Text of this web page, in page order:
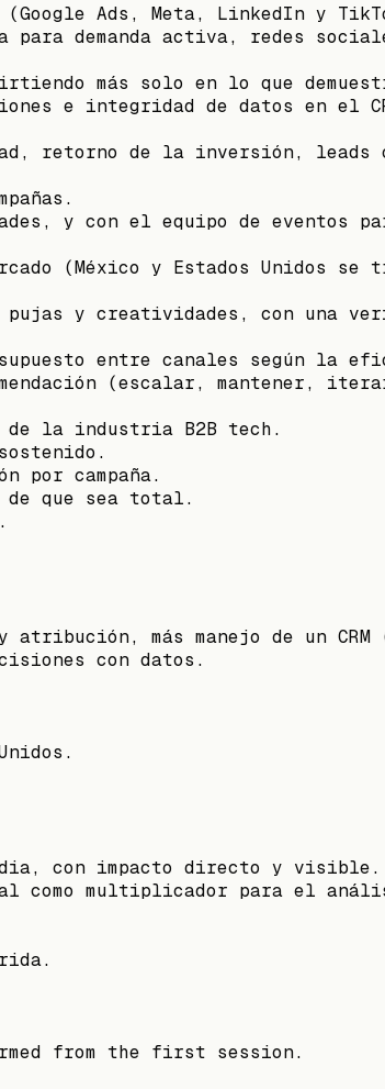
Ads, Meta, LinkedIn y
demanda activa, redes
más solo en lo que
e integridad de datos en el
retorno de la inversión,
y con el equipo de eventos
(México y Estados Unidos
pujas y creatividades, con una
entre canales según la
(escalar, mantener,
de la industria B2B tech.
campaña.
que sea total.
más manejo de un CRM
con datos.
con impacto directo y visible.
como multiplicador para el
from the first session.